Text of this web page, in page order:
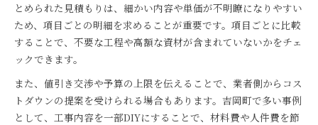
とめられた見積もりは、細かい内容や単価が不明瞭になりやすい
ため、項目ごとの明細を求めることが重要です。項目ごとに比較
することで、不要な工程や高額な資材が含まれていないかをチェ
ックできます。
また、値引き交渉や予算の上限を伝えることで、業者側からコス
トダウンの提案を受けられる場合もあります。吉岡町で多い事例
として、工事内容を一部DIYにすることで、材料費や人件費を節